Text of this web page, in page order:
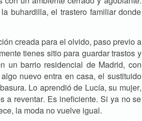
buhardilla, el trastero familiar donde
creada para el olvido, paso previo a
tienes sitio para guardar trastos y
un barrio residencial de Madrid, con
nuevo entra en casa, el sustituido
Lo aprendió de Lucía, su mujer,
a reventar. Es ineficiente. Si ya no se
la moda no vuelve igual.